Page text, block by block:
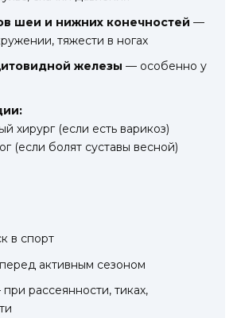
шеи и нижних конечностей —
тяжести в ногах
железы — особенно у
хирург (если есть варикоз)
(если болят суставы весной)
в спорт
активным сезоном
рассеянности, тиках,